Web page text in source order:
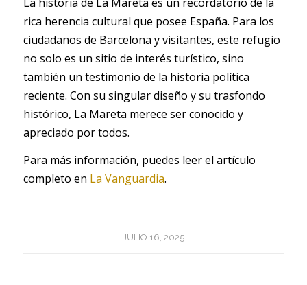
rica herencia cultural que posee España. Para los
ciudadanos de Barcelona y visitantes, este refugio
no solo es un sitio de interés turístico, sino
también un testimonio de la historia política
reciente. Con su singular diseño y su trasfondo
histórico, La Mareta merece ser conocido y
apreciado por todos.
Para más información, puedes leer el artículo
completo en La Vanguardia.
JULIO 16, 2025